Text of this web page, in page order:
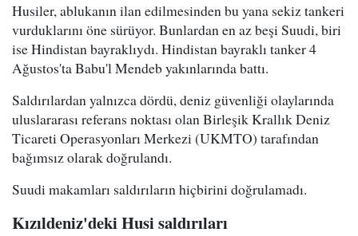
Husiler, ablukanın ilan edilmesinden bu yana sekiz tankeri
vurduklarını öne sürüyor. Bunlardan en az beşi Suudi, biri
ise Hindistan bayraklıydı. Hindistan bayraklı tanker 4
Ağustos'ta Babu'l Mendeb yakınlarında battı.
Saldırılardan yalnızca dördü, deniz güvenliği olaylarında
uluslararası referans noktası olan Birleşik Krallık Deniz
Ticareti Operasyonları Merkezi (UKMTO) tarafından
bağımsız olarak doğrulandı.
Suudi makamları saldırıların hiçbirini doğrulamadı.
Kızıldeniz'deki Husi saldırıları